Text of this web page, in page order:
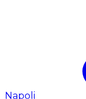
Napoli